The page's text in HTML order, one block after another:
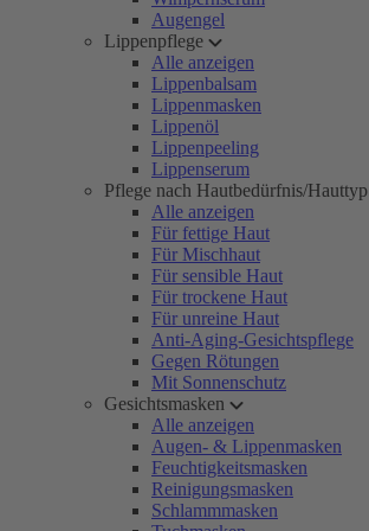
Augengel
Lippenpflege
Alle anzeigen
Lippenbalsam
Lippenmasken
Lippenöl
Lippenpeeling
Lippenserum
Pflege nach Hautbedürfnis/Hauttyp
Alle anzeigen
Für fettige Haut
Für Mischhaut
Für sensible Haut
Für trockene Haut
Für unreine Haut
Anti-Aging-Gesichtspflege
Gegen Rötungen
Mit Sonnenschutz
Gesichtsmasken
Alle anzeigen
Augen- & Lippenmasken
Feuchtigkeitsmasken
Reinigungsmasken
Schlammmasken